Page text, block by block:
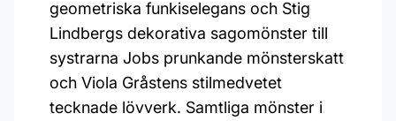
geometriska funkiselegans och Stig
Lindbergs dekorativa sagomönster till
systrarna Jobs prunkande mönsterskatt
och Viola Gråstens stilmedvetet
tecknade lövverk. Samtliga mönster i